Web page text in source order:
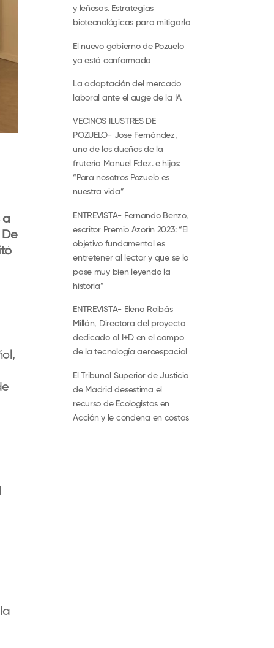
a
y leñosas. Estrategias
biotecnológicas para mitigarlo
El nuevo gobierno de Pozuelo
ya está conformado
La adaptación del mercado
laboral ante el auge de la IA
VECINOS ILUSTRES DE
POZUELO- Jose Fernández,
uno de los dueños de la
frutería Manuel Fdez. e hijos:
“Para nosotros Pozuelo es
nuestra vida”
ENTREVISTA- Fernando Benzo,
escritor Premio Azorín 2023: “El
objetivo fundamental es
entretener al lector y que se lo
pase muy bien leyendo la
historia”
ENTREVISTA- Elena Roibás
Millán, Directora del proyecto
dedicado al I+D en el campo
de la tecnología aeroespacial
El Tribunal Superior de Justicia
de Madrid desestima el
recurso de Ecologistas en
Acción y le condena en costas